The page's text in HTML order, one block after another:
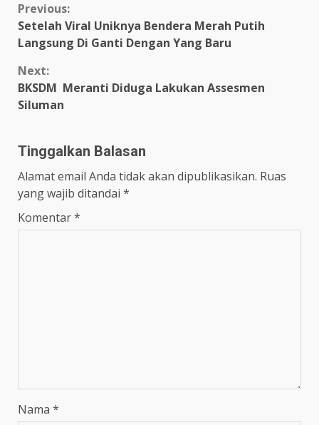
Continue
Reading
Previous:
Setelah Viral Uniknya Bendera Merah Putih
Langsung Di Ganti Dengan Yang Baru
Next:
BKSDM Meranti Diduga Lakukan Assesmen
Siluman
Tinggalkan Balasan
Alamat email Anda tidak akan dipublikasikan. Ruas
yang wajib ditandai *
Komentar*
Nama *